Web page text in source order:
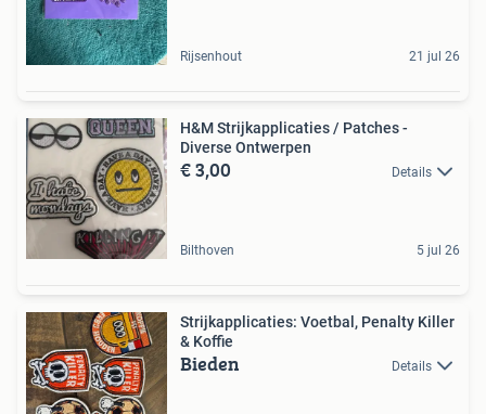
Rijsenhout 21 jul 26
H&M Strijkapplicaties / Patches -
Diverse Ontwerpen
€ 3,00 Details
Bilthoven 5 jul 26
Strijkapplicaties: Voetbal, Penalty Killer
& Koffie
Bieden Details